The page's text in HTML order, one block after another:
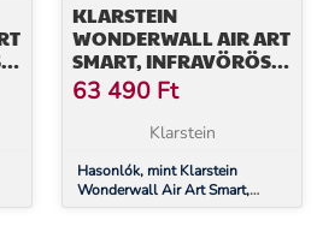
KLARSTEIN
WONDERWALL AIR ART
SMART, INFRAVÖRÖS
HŐSUGÁRZÓ, 80 X 60
CM, 500 W, FALI, HEGY
63 490 Ft
Klarstein
Hasonlók, mint Klarstein
Wonderwall Air Art Smart,
infravörös hősugárzó, 80 x 60